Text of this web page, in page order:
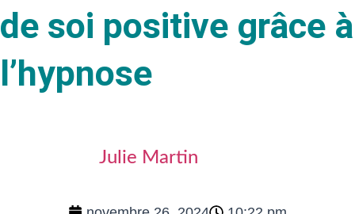
de soi positive grâce à
l’hypnose
Julie Martin